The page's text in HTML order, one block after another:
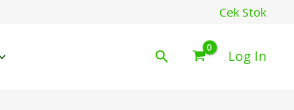
Cek Stok
Cari Log In